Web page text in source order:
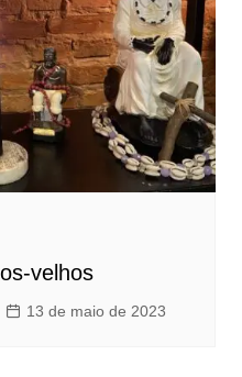
velhos
13 de maio de 2023